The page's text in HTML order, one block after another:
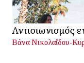
Αντισιωνισμός
Βάνα Νικολαΐδου-